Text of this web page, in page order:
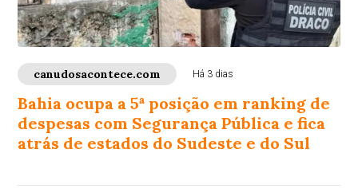
canudosacontece.com Há 3 dias
Bahia ocupa a 5ª posição em ranking de
despesas com Segurança Pública e fica
atrás de estados do Sudeste e do Sul